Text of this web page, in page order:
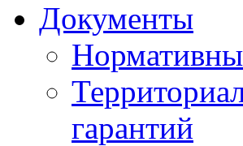
Документы
гарантий